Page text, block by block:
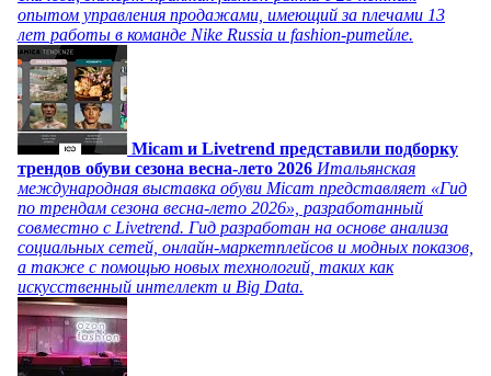
опытом управления продажами, имеющий за плечами 13
лет работы в команде Nike Russia и fashion-ритейле.
Micam и Livetrend представили подборку
трендов обуви сезона весна-лето 2026 Итальянская
международная выставка обуви Micam представляет «Гид
по трендам сезона весна-лето 2026», разработанный
совместно с Livetrend. Гид разработан на основе анализа
социальных сетей, онлайн-маркетплейсов и модных показов,
а также с помощью новых технологий, таких как
искусственный интеллект и Big Data.